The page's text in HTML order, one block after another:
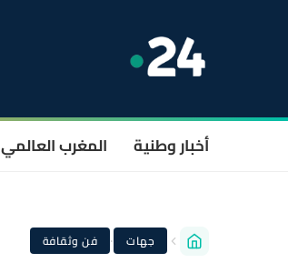
أخبار وطنية المغرب العالمي
جهات · فن وثقافة